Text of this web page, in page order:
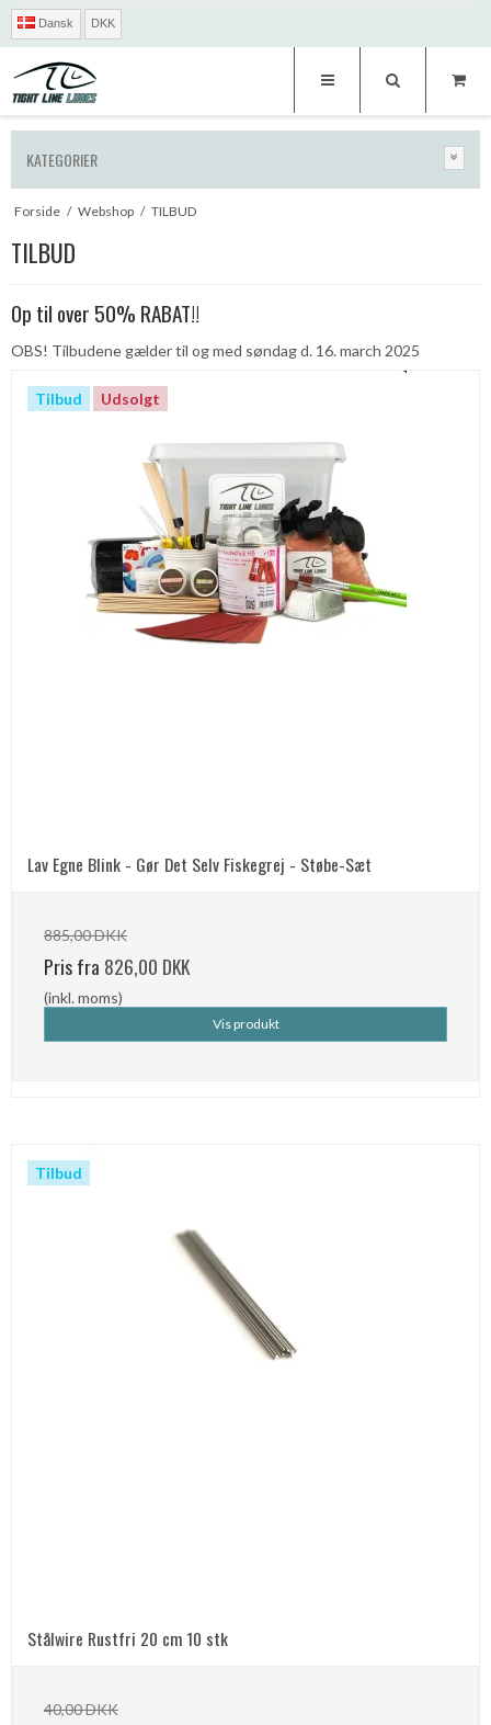
Dansk DKK
KATEGORIER
Forside / Webshop / TILBUD
TILBUD
Op til over 50% RABAT!!
OBS! Tilbudene gælder til og med søndag d. 16. march 2025
Tilbud Udsolgt
Lav Egne Blink - Gør Det Selv Fiskegrej - Støbe-Sæt
885,00 DKK
Pris fra 826,00 DKK
(inkl. moms)
Vis produkt
Tilbud
Stålwire Rustfri 20 cm 10 stk
40,00 DKK